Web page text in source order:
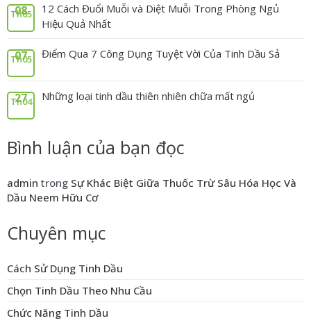
08
Th05
12 Cách Đuổi Muỗi và Diệt Muỗi Trong Phòng Ngủ
Hiệu Quả Nhất
07
Th05 Điểm Qua 7 Công Dụng Tuyệt Vời Của Tinh Dầu Sả
27
Th04 Những loại tinh dầu thiên nhiên chữa mất ngủ
Bình luận của bạn đọc
admin trong Sự Khác Biệt Giữa Thuốc Trừ Sâu Hóa Học Và
Dầu Neem Hữu Cơ
Chuyên mục
Cách Sử Dụng Tinh Dầu
Chọn Tinh Dầu Theo Nhu Cầu
Chức Năng Tinh Dầu